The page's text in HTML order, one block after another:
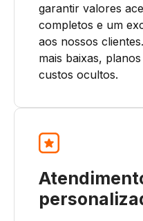
garantir valores
completos e um
aos nossos
mais baixas,
custos ocultos.